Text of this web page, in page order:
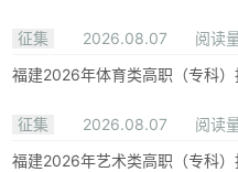
征集 2026.08.07
阅读
福建2026年体育类高职（专科
征集 2026.08.07
阅读
福建2026年艺术类高职（专科